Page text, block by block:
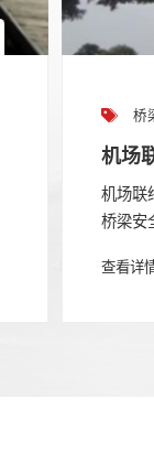
桥
机场
机场联
桥梁安
查看详